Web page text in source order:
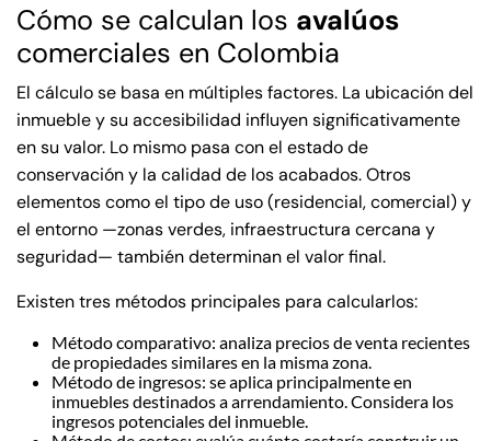
Cómo se calculan los avalúos
comerciales en Colombia
El cálculo se basa en múltiples factores. La ubicación del
inmueble y su accesibilidad influyen significativamente
en su valor. Lo mismo pasa con el estado de
conservación y la calidad de los acabados. Otros
elementos como el tipo de uso (residencial, comercial) y
el entorno —zonas verdes, infraestructura cercana y
seguridad— también determinan el valor final.
Existen tres métodos principales para calcularlos:
Método comparativo: analiza precios de venta recientes
de propiedades similares en la misma zona.
Método de ingresos: se aplica principalmente en
inmuebles destinados a arrendamiento. Considera los
ingresos potenciales del inmueble.